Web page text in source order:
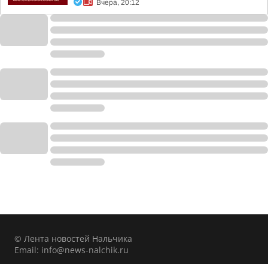
Вчера, 20:12
© Лента новостей Нальчика
Email: info@news-nalchik.ru